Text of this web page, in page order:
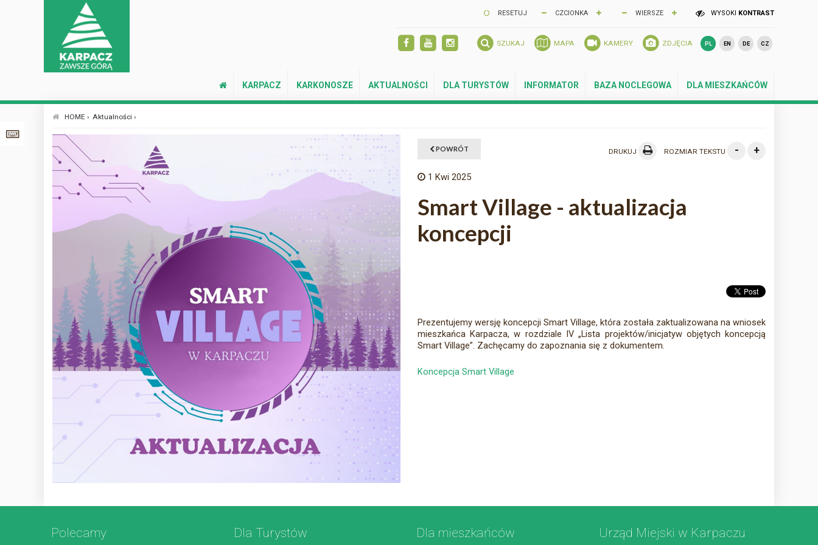
RESETUJ CZCIONKA WIERSZE WYSOKI KONTRAST
SZUKAJ MAPA KAMERY ZDJĘCIA PL EN DE CZ
KARPACZ KARKONOSZE AKTUALNOŚCI DLA TURYSTÓW INFORMATOR BAZA NOCLEGOWA DLA MIESZKAŃCÓW
HOME › Aktualności ›
POWRÓT DRUKUJ ROZMIAR TEKSTU - +
1 Kwi 2025
Smart Village - aktualizacja
koncepcji
Prezentujemy wersję koncepcji Smart Village, która została zaktualizowana na wniosek
mieszkańca Karpacza, w rozdziale IV „Lista projektów/inicjatyw objętych koncepcją
Smart Village”. Zachęcamy do zapoznania się z dokumentem.
Koncepcja Smart Village
Polecamy Dla Turystów Dla mieszkańców Urząd Miejski w Karpaczu